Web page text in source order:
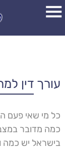
עורך דין
כל מי שאי פעם
כמה מדובר במצב
בישראל יש כמה